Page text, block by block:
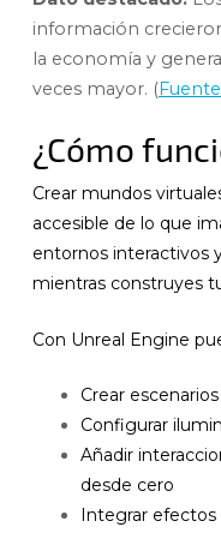
información
la economía y
veces mayor. (
¿Cómo
Crear mundos
accesible de lo que
entornos interactivos
mientras construyes
Con Unreal Engine
Crear
Configurar
Añadir
desde cero
Integrar efectos